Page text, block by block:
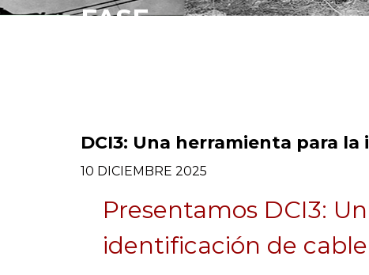
FASE
DCI3: Una herramienta para
10 DICIEMBRE 2025
Presentamos DCI3:
identificación de